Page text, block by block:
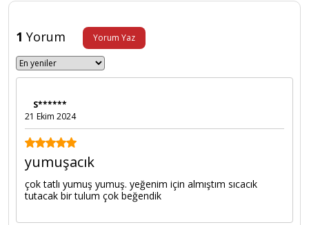
1 Yorum Yorum Yaz
yumuşacık
çok tatlı yumuş yumuş. yeğenim için almıştım sıcacık
tutacak bir tulum çok beğendik
S******
21 Ekim 2024